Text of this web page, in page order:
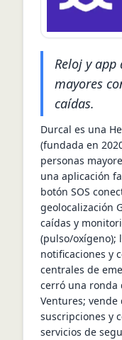
Reloj y app
mayores
caídas.
Durcal es una
(fundada en
personas
una aplicación
botón SOS
geolocalización
caídas y
(pulso/oxígeno);
notificaciones y
centrales de
cerró una ronda
Ventures;
suscripciones y
servicios de